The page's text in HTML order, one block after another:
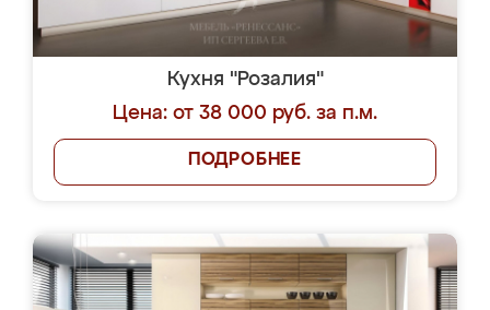
Кухня "Розалия"
Цена: от 38 000 руб. за п.м.
ПОДРОБНЕЕ